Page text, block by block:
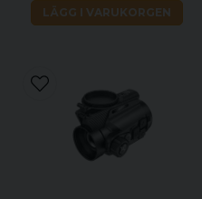
LÄGG I VARUKORGEN